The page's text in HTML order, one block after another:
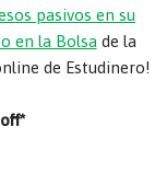
pasivos en su
en la Bolsa de la
de Estudinero!